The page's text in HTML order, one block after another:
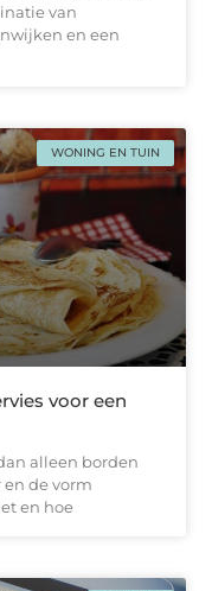
van
en een
WONING EN TUIN
voor een
alleen borden
de vorm
en hoe